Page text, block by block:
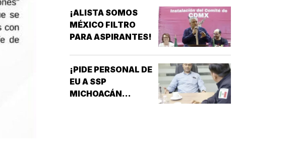
¡ALISTA SOMOS
MÉXICO FILTRO
PARA ASPIRANTES!
¡PIDE PERSONAL DE
EU A SSP
MICHOACÁN